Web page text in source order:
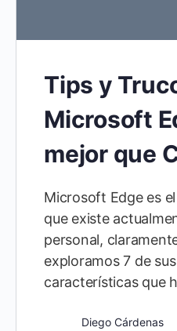
Tips y
Microsoft
mejor que
Microsoft Edge es
que existe
personal,
exploramos 7 de
características que
Diego Cárdenas